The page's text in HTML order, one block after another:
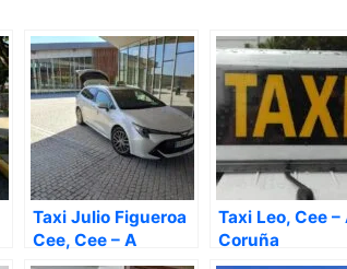
Taxi Julio Figueroa
Cee, Cee – A
Coruña
Taxi Leo, Cee –
Coruña